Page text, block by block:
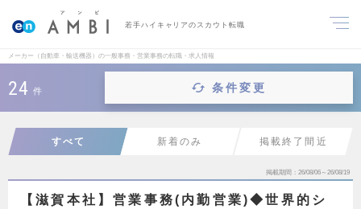
若手ハイキャリアのスカウト転職
メーカー（自動車・輸送機器）の一般事務・営業事務の転職・求人情報
24 件 条件変更
すべて 新着のみ 掲載終了間近
掲載期間 26/08/06～26/08/19
【滋賀本社】営業事務(内勤営業)◆世界的シ